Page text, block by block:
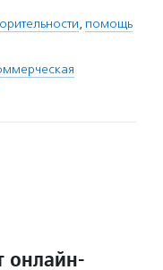
, помощь
онлайн-